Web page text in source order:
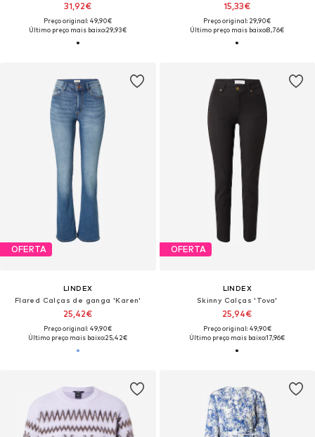
31,92€
Preço original: 49,90€
Último preço mais baixo:29,93€
15,33€
Preço original: 29,90€
Último preço mais baixo:8,76€
OFERTA
LINDEX
Flared Calças de ganga 'Karen'
25,42€
Preço original: 49,90€
Último preço mais baixo:25,42€
OFERTA
LINDEX
Skinny Calças 'Tova'
25,94€
Preço original: 49,90€
Último preço mais baixo:17,96€